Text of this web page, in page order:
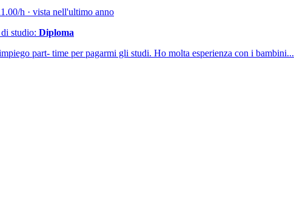
h · vista nell'ultimo anno
studio: Diploma
part- time per pagarmi gli studi. Ho molta esperienza con i bambini...